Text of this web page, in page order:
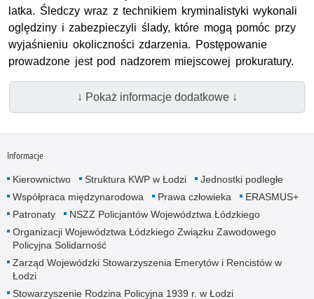
latka. Śledczy wraz z technikiem kryminalistyki wykonali
oględziny i zabezpieczyli ślady, które mogą pomóc przy
wyjaśnieniu okoliczności zdarzenia. Postępowanie
prowadzone jest pod nadzorem miejscowej prokuratury.
↓ Pokaż informacje dodatkowe ↓
Informacje
Kierownictwo Struktura KWP w Łodzi
Jednostki podległe
Współpraca międzynarodowa
Prawa człowieka
ERASMUS+
Patronaty
NSZZ Policjantów Województwa Łódzkiego
Organizacji Województwa Łódzkiego Związku Zawodowego
Policyjna Solidarność
Zarząd Wojewódzki Stowarzyszenia Emerytów i Rencistów w
Łodzi
Stowarzyszenie Rodzina Policyjna 1939 r. w Łodzi